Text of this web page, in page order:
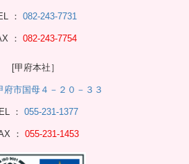
： 082-243-7731
： 082-243-7754
[甲府本社］
府市国母４－２０－３３
： 055-231-1377
： 055-231-1453